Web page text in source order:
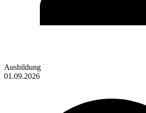
Ausbildung
01.09.2026